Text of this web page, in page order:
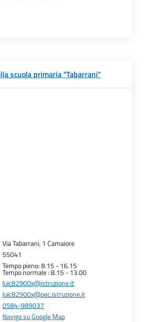
scuola primaria "Tabarrani"
Via Tabarrani, 1 Camaiore
55041
Tempo pieno: 8.15 - 16.15
Tempo normale : 8.15 - 13.00
luic82900x@istruzione.it
luic82900x@pec.istruzione.it
0584-989037
Naviga su Google Map